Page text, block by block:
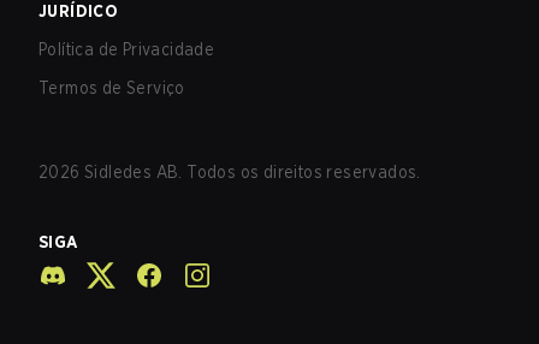
JURÍDICO
Política de Privacidade
Termos de Serviço
2026 Sidledes AB. Todos os direitos reservados.
SIGA